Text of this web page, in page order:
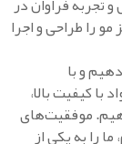
را طراحی و اجرا
و با
کیفیت بالا،
موفقیت‌های
را به یکی از